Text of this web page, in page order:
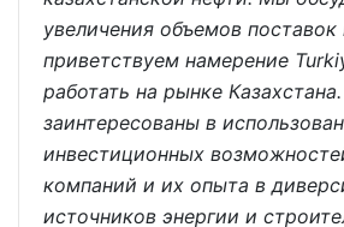
увеличения объемов поставок
приветствуем намерение
работать на рынке
заинтересованы в
инвестиционных
компаний и их опыта в
источников энергии и